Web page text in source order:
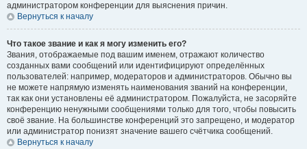
администратором конференции для выяснения причин.
Вернуться к началу
Что такое звание и как я могу изменить его?
Звания, отображаемые под вашим именем, отражают количество
созданных вами сообщений или идентифицируют определённых
пользователей: например, модераторов и администраторов. Обычно вы
не можете напрямую изменять наименования званий на конференции,
так как они установлены её администратором. Пожалуйста, не засоряйте
конференцию ненужными сообщениями только для того, чтобы повысить
своё звание. На большинстве конференций это запрещено, и модератор
или администратор понизят значение вашего счётчика сообщений.
Вернуться к началу